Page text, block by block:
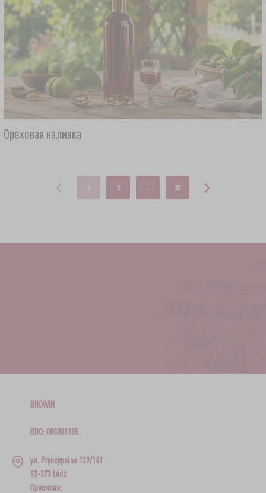
Ореховая наливка
1 2 .. 33
BROWIN
BDO: 000008185
ул. Pryncypalna 129/141
93-373 Łódź
Приемная: